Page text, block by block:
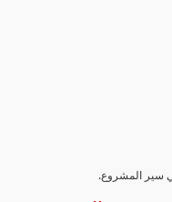
سير المشروع.